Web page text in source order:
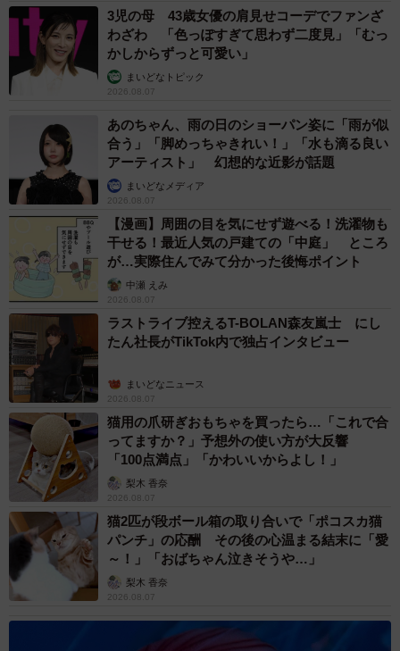
3児の母 43歳女優の肩見せコーデでファンざ
わざわ 「色っぽすぎて思わず二度見」「むっ
かしからずっと可愛い」
まいどなトピック
2026.08.07
あのちゃん、雨の日のショーパン姿に「雨が似
合う」「脚めっちゃきれい！」「水も滴る良い
アーティスト」 幻想的な近影が話題
まいどなメディア
2026.08.07
【漫画】周囲の目を気にせず遊べる！洗濯物も
干せる！最近人気の戸建ての「中庭」 ところ
が…実際住んでみて分かった後悔ポイント
中瀬 えみ
2026.08.07
ラストライブ控えるT-BOLAN森友嵐士 にし
たん社長がTikTok内で独占インタビュー
まいどなニュース
2026.08.07
猫用の爪研ぎおもちゃを買ったら…「これで合
ってますか？」予想外の使い方が大反響
「100点満点」「かわいいからよし！」
梨木 香奈
2026.08.07
猫2匹が段ボール箱の取り合いで「ポコスカ猫
パンチ」の応酬 その後の心温まる結末に「愛
～！」「おばちゃん泣きそうや…」
梨木 香奈
2026.08.07